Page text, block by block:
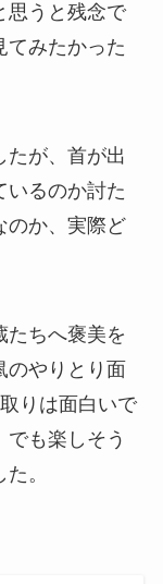
思うと残念で
てみたかった
たが、首が出
いるのか討た
のか、実際ど
たちへ褒美を
のやりとり面
りは面白いで
も楽しそう
。